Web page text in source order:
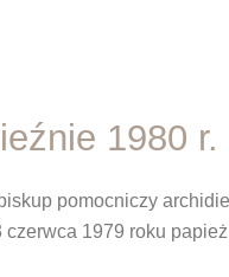
1980 r.
pomocniczy
1979 roku papież